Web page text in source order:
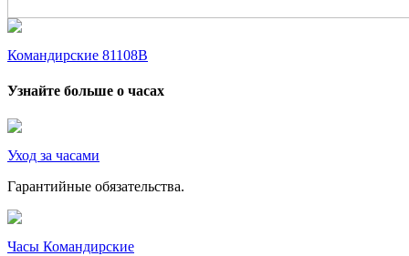
Командирские 81108В
Узнайте больше о часах
Уход за часами
Гарантийные обязательства.
Часы Командирские